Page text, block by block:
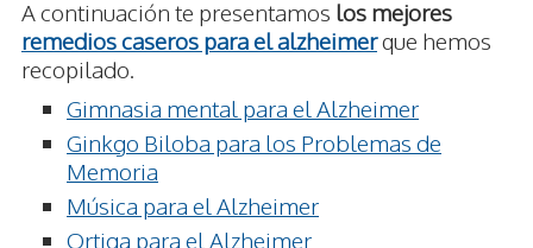
A continuación te presentamos los mejores
remedios caseros para el alzheimerque hemos
recopilado.
Gimnasia mental para el Alzheimer
Ginkgo Biloba para los Problemas de
Memoria
Música para el Alzheimer
Ortiga para el Alzheimer